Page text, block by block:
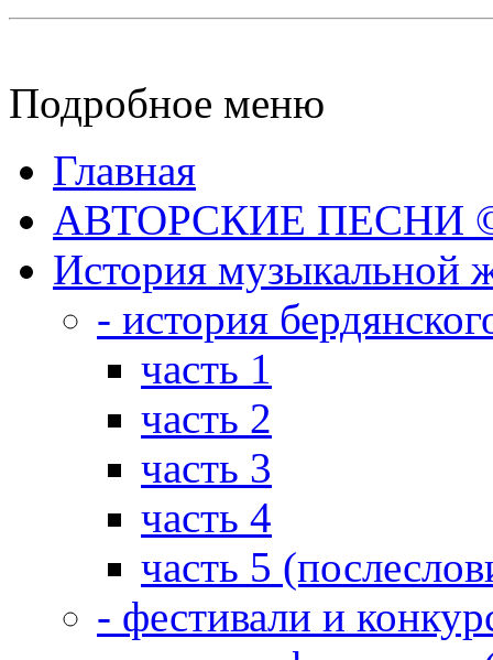
Подробное меню
Главная
АВТОРСКИЕ ПЕСНИ ©
История музыкальной
- история
часть 1
часть 2
часть 3
часть 4
часть 5
- фестивали и